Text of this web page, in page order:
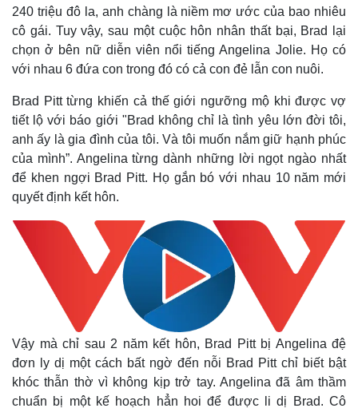
Thế giới
Quan sát
Cuộc sống đó đây
Multimedia
Video
Ảnh
Infographic
240 triệu đô la, anh chàng là niềm mơ ước của bao nhiêu
cô gái. Tuy vậy, sau một cuộc hôn nhân thất bại, Brad lại
chọn ở bên nữ diễn viên nổi tiếng Angelina Jolie. Họ có
với nhau 6 đứa con trong đó có cả con đẻ lẫn con nuôi.
Brad Pitt từng khiến cả thế giới ngưỡng mộ khi được vợ
tiết lộ với báo giới "Brad không chỉ là tình yêu lớn đời tôi,
anh ấy là gia đình của tôi. Và tôi muốn nắm giữ hạnh phúc
của mình”. Angelina từng dành những lời ngọt ngào nhất
để khen ngợi Brad Pitt. Họ gắn bó với nhau 10 năm mới
quyết định kết hôn.
Vậy mà chỉ sau 2 năm kết hôn, Brad Pitt bị Angelina đệ
đơn ly dị một cách bất ngờ đến nỗi Brad Pitt chỉ biết bật
khóc thẫn thờ vì không kịp trở tay. Angelina đã âm thầm
chuẩn bị một kế hoạch hẳn hoi để được li dị Brad. Cô